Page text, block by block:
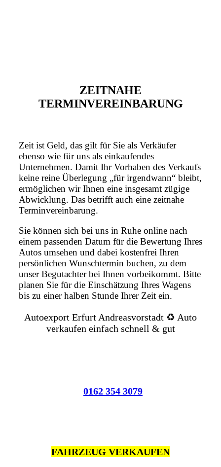
ZEITNAHE
TERMINVEREINBARUNG
Zeit ist Geld, das gilt für Sie als Verkäufer
ebenso wie für uns als einkaufendes
Unternehmen. Damit Ihr Vorhaben des Verkaufs
keine reine Überlegung „für irgendwann“ bleibt,
ermöglichen wir Ihnen eine insgesamt zügige
Abwicklung. Das betrifft auch eine zeitnahe
Terminvereinbarung.
Sie können sich bei uns in Ruhe online nach
einem passenden Datum für die Bewertung Ihres
Autos umsehen und dabei kostenfrei Ihren
persönlichen Wunschtermin buchen, zu dem
unser Begutachter bei Ihnen vorbeikommt. Bitte
planen Sie für die Einschätzung Ihres Wagens
bis zu einer halben Stunde Ihrer Zeit ein.
Autoexport Erfurt Andreasvorstadt ♻️ Auto
verkaufen einfach schnell & gut
0162 354 3079
FAHRZEUG VERKAUFEN